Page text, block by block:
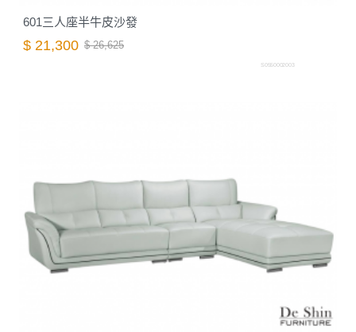
601三人座半牛皮沙發
$ 21,300 $ 26,625
S0550002003